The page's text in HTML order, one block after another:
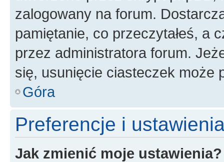
zalogowany na forum.
pamiętanie, co przeczytałeś, a
przez administratora forum.
się, usunięcie ciasteczek może
Góra
Preferencje i
Jak zmienić moje ustawienia?